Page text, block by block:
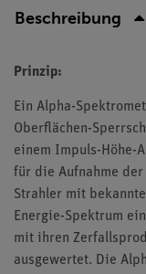
Beschreibung
Prinzip:
Ein Alpha-
Oberflächen-
einem Impuls-Höhe-
für die Aufnahme
Strahler mit
Energie-Spektrum
mit ihren
ausgewertet. Die